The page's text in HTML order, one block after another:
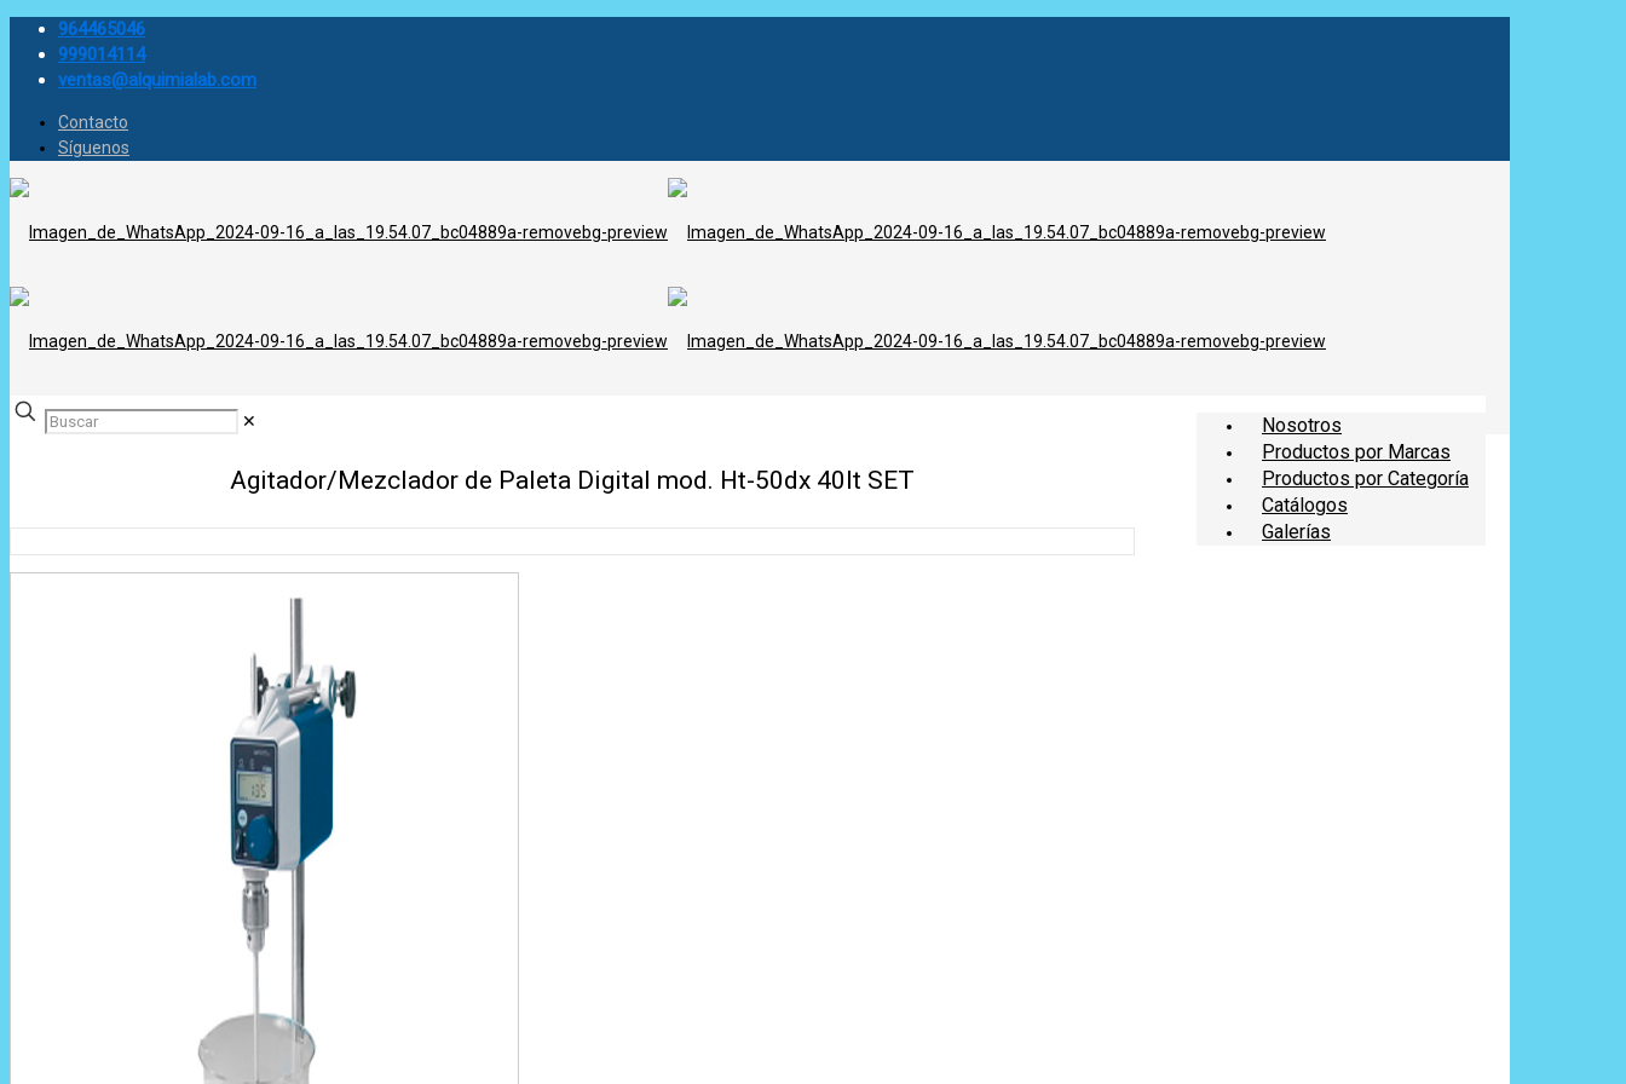
964465046
999014114
ventas@alquimialab.com
Contacto
Síguenos
Nosotros
Productos por Marcas
Productos por Categoría
Catálogos
Galerías
✕
Agitador/Mezclador de Paleta Digital mod. Ht-50dx 40lt SET